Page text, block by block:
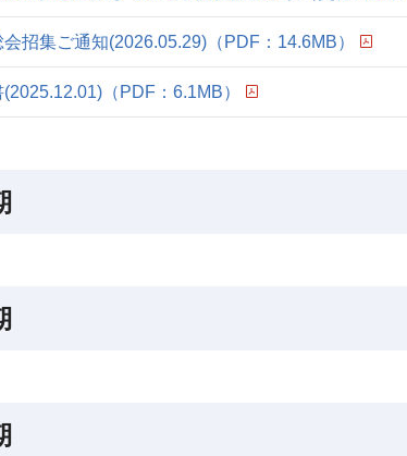
招集ご通知(2026.05.29) （PDF：14.6MB）
（PDF：6.1MB）